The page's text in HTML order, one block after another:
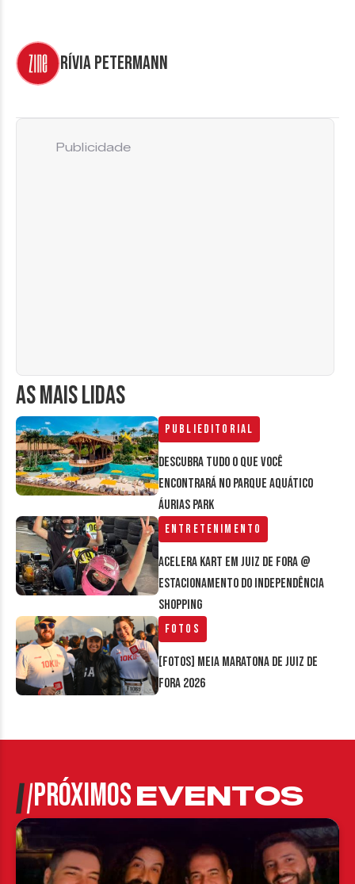
Rívia Petermann
AS MAIS LIDAS
Publieditorial
Descubra tudo o que você
encontrará no parque aquático
Áurias Park
Entretenimento
Acelera Kart em Juiz de Fora @
estacionamento do Independência
Shopping
Fotos
[FOTOS] Meia Maratona de Juiz de
Fora 2026
Publicidade
PRÓXIMOSEVENTOS